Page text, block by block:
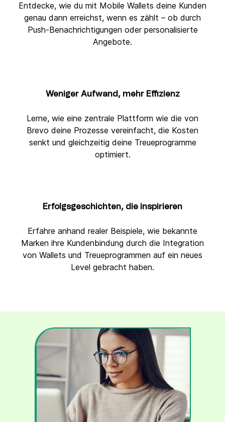
Entdecke, wie du mit Mobile Wallets deine Kunden
genau dann erreichst, wenn es zählt – ob durch
Push-Benachrichtigungen oder personalisierte
Angebote.
Weniger Aufwand, mehr Effizienz
Lerne, wie eine zentrale Plattform wie die von
Brevo deine Prozesse vereinfacht, die Kosten
senkt und gleichzeitig deine Treueprogramme
optimiert.
Erfolgsgeschichten, die inspirieren
Erfahre anhand realer Beispiele, wie bekannte
Marken ihre Kundenbindung durch die Integration
von Wallets und Treueprogrammen auf ein neues
Level gebracht haben.